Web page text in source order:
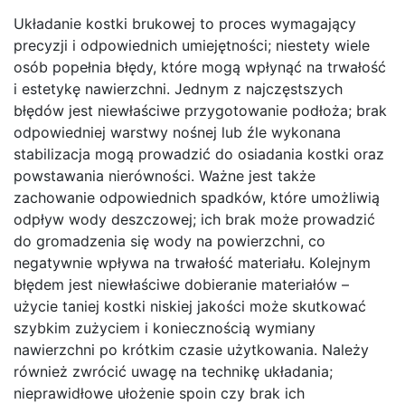
Układanie kostki brukowej to proces wymagający
precyzji i odpowiednich umiejętności; niestety wiele
osób popełnia błędy, które mogą wpłynąć na trwałość
i estetykę nawierzchni. Jednym z najczęstszych
błędów jest niewłaściwe przygotowanie podłoża; brak
odpowiedniej warstwy nośnej lub źle wykonana
stabilizacja mogą prowadzić do osiadania kostki oraz
powstawania nierówności. Ważne jest także
zachowanie odpowiednich spadków, które umożliwią
odpływ wody deszczowej; ich brak może prowadzić
do gromadzenia się wody na powierzchni, co
negatywnie wpływa na trwałość materiału. Kolejnym
błędem jest niewłaściwe dobieranie materiałów –
użycie taniej kostki niskiej jakości może skutkować
szybkim zużyciem i koniecznością wymiany
nawierzchni po krótkim czasie użytkowania. Należy
również zwrócić uwagę na technikę układania;
nieprawidłowe ułożenie spoin czy brak ich